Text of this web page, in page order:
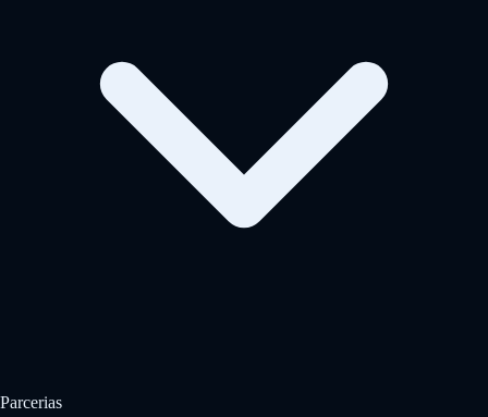
Parcerias